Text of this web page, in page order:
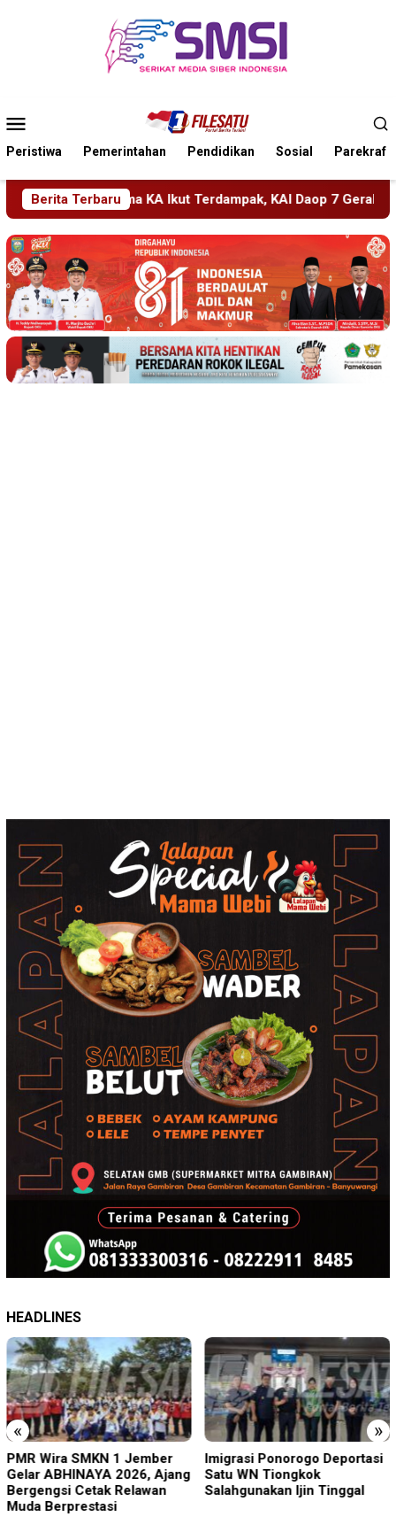
Mobile
Peristiwa Pemerintahan Pendidikan Sosial Parekraf
Berita TerbaruKAI Daop 7 Gerak Cepat Pulihkan Layanan
HEADLINES
« »
PMR Wira SMKN 1 Jember
Gelar ABHINAYA 2026, Ajang
Bergengsi Cetak Relawan
Muda Berprestasi
Imigrasi Ponorogo Deportasi
Satu WN Tiongkok
Salahgunakan Ijin Tinggal